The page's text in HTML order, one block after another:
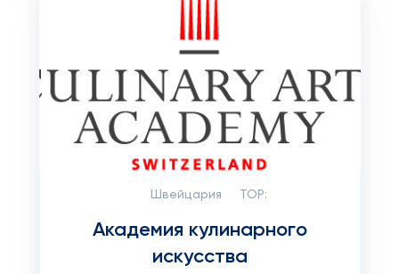
Швейцария TOP:
Академия кулинарного
искусства